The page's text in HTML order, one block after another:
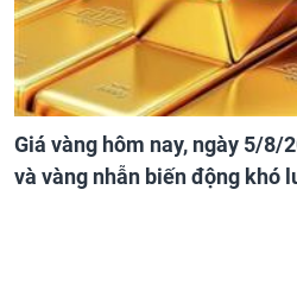
Giá vàng hôm nay, ngày 5/8/
và vàng nhẫn biến động khó